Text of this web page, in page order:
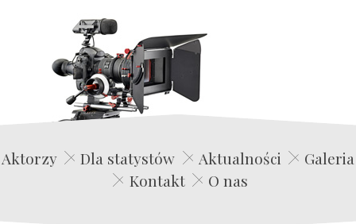
Edwin Film Agencja Aktorska
Aktorzy Dla statystów Aktualności
Galeria
Kontakt
O nas